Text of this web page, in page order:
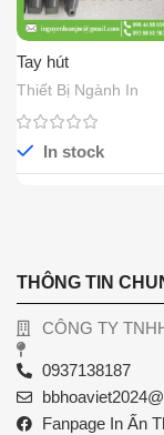
Tay hút
Thiết Bị Ngành In
In stock
THÔNG TIN
CÔNG TY
0937138187
Fanpage In Ấn